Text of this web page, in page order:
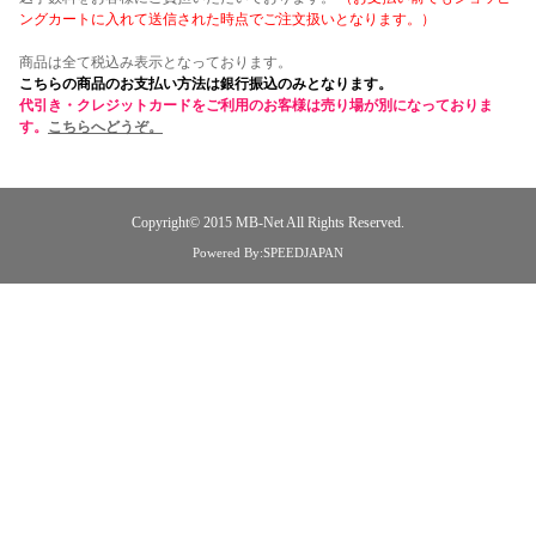
ングカートに入れて送信された時点でご注文扱いとなります。）
商品は全て税込み表示となっております。
こちらの商品のお支払い方法は銀行振込のみとなります。
代引き・クレジットカードをご利用のお客様は売り場が別になっておりま
す。 こちらへどうぞ。
Copyright© 2015 MB-NetAll Rights Reserved.
Powered By:SPEEDJAPAN